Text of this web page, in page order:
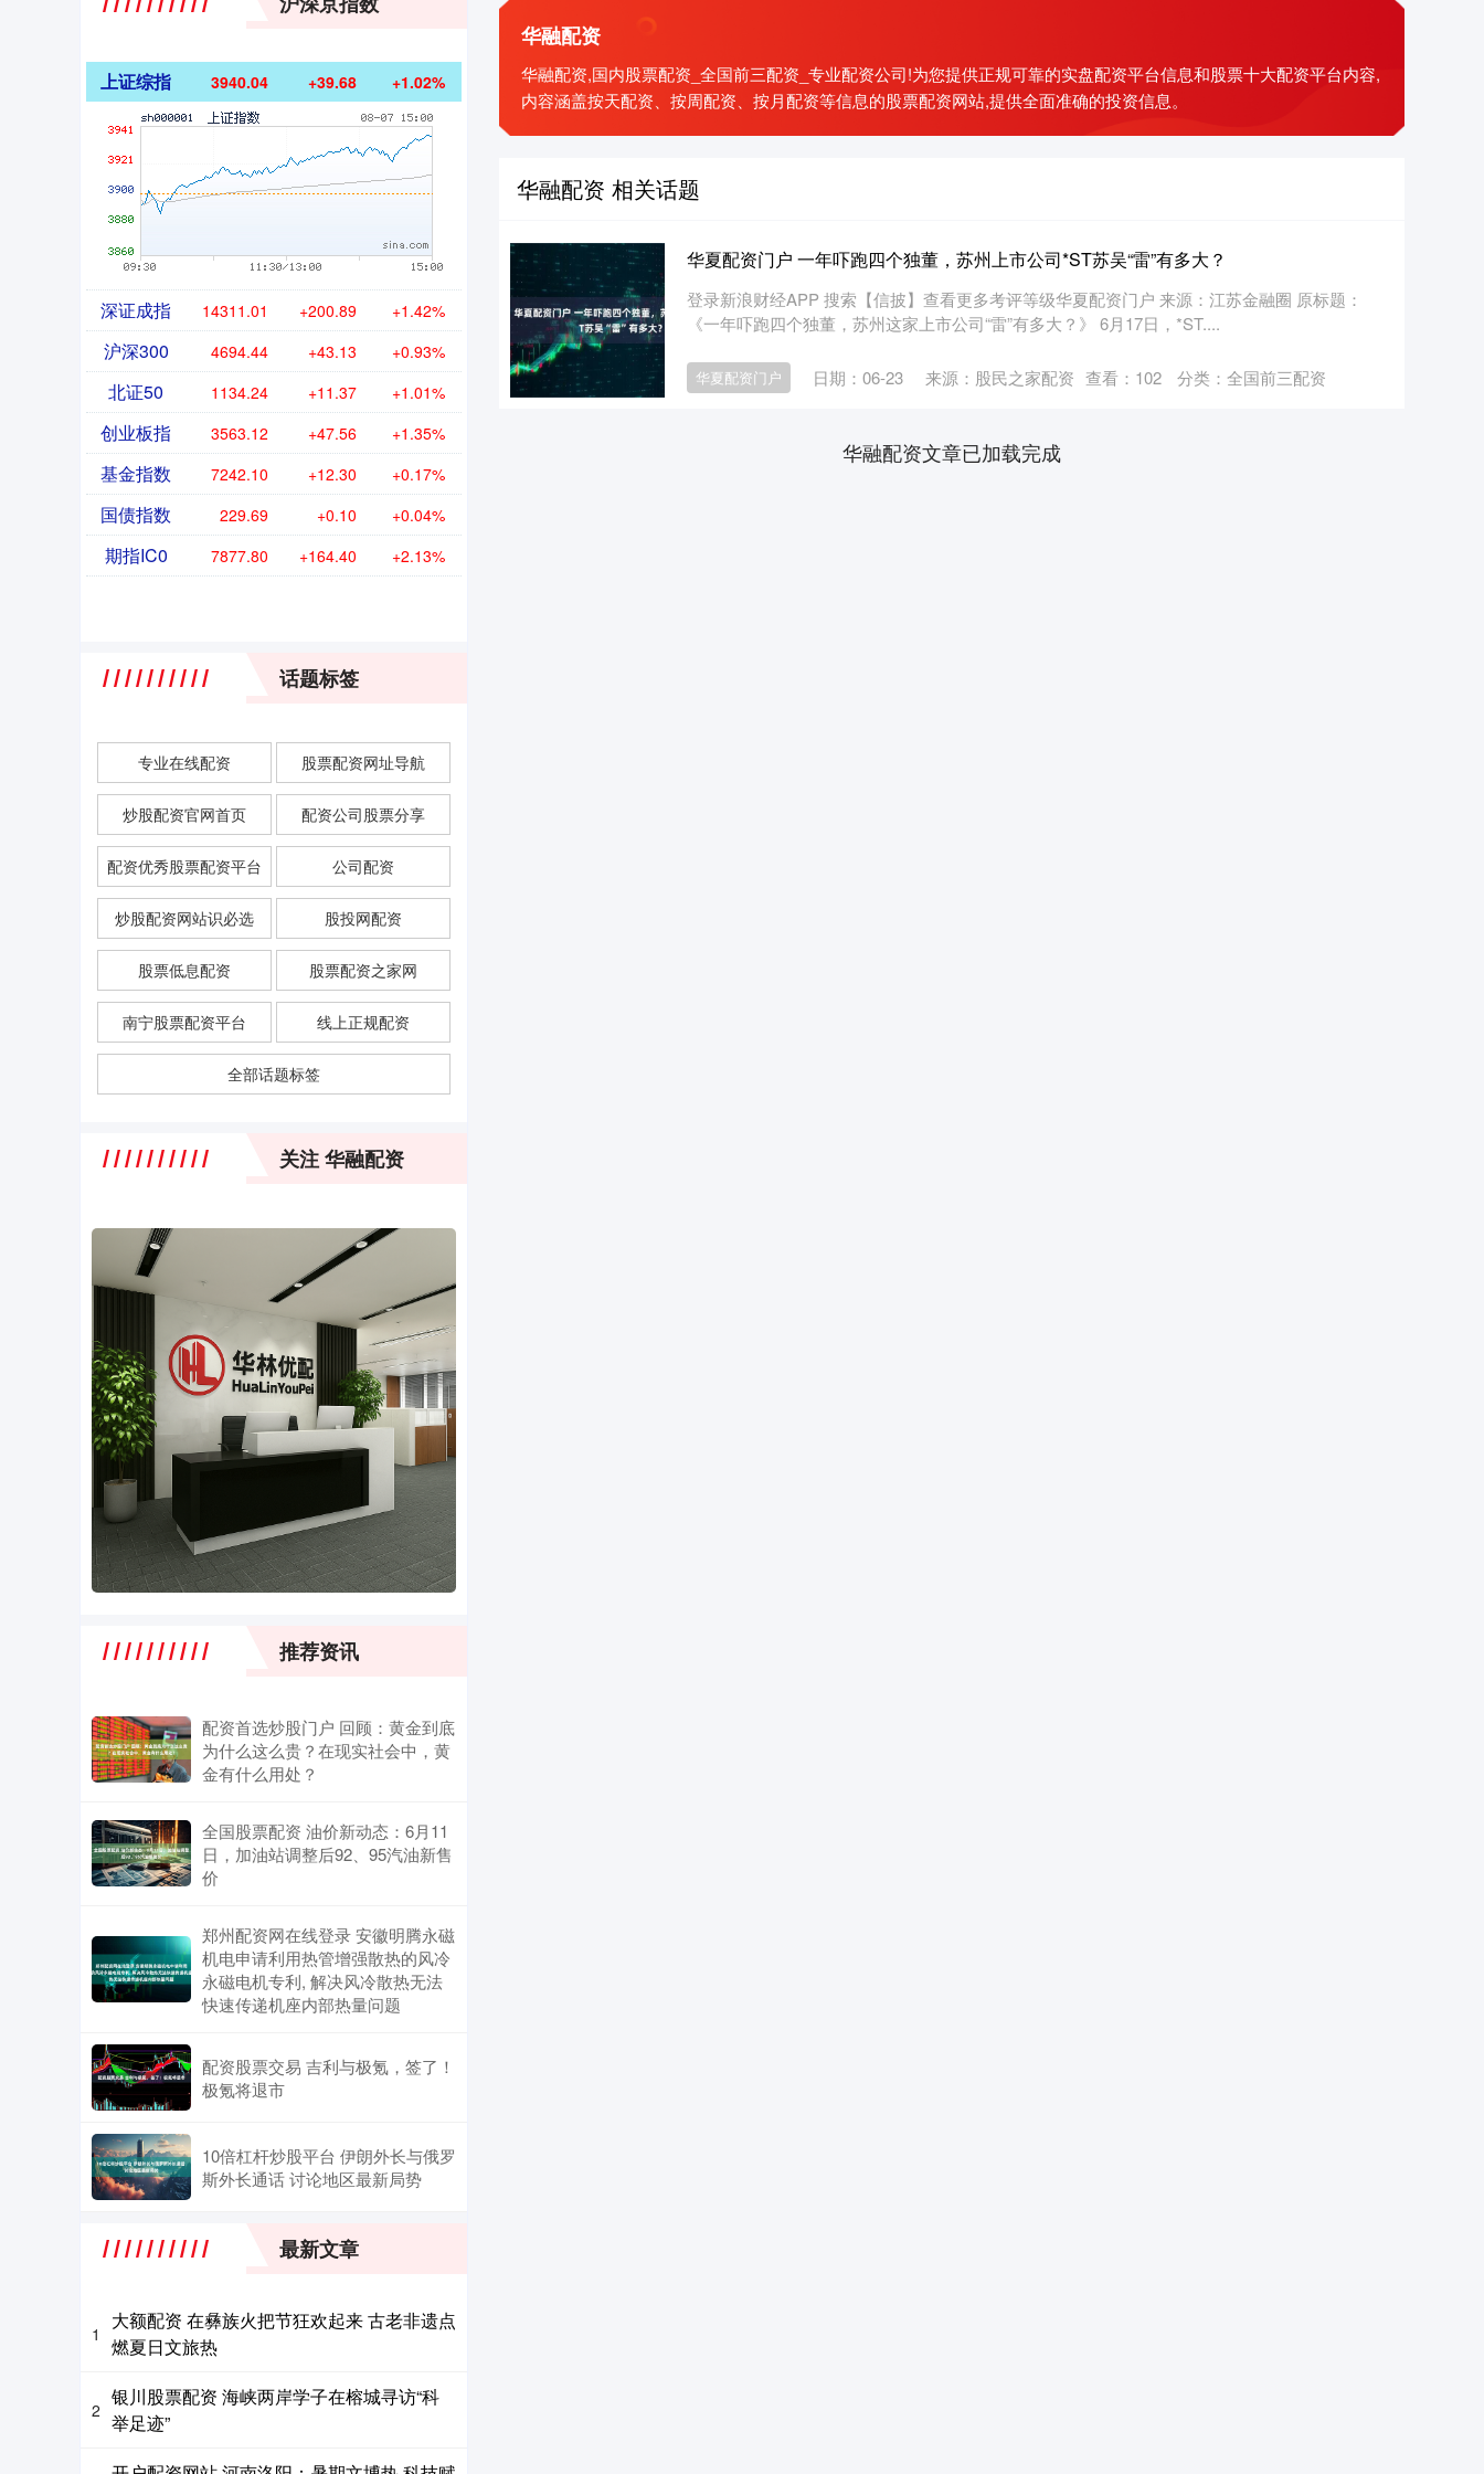
华融配资
华融配资,国内股票配资_全国前三配资_专业配资公司!为您提供正规可靠的实盘配资平台信息和股票十大配资平台内容,
内容涵盖按天配资、按周配资、按月配资等信息的股票配资网站,提供全面准确的投资信息。
华融配资 相关话题
华夏配资门户 一年吓跑四个独董，苏州上市公司*ST苏吴“雷”有多大？
登录新浪财经APP 搜索【信披】查看更多考评等级华夏配资门户 来源：江苏金融圈 原标题：
《一年吓跑四个独董，苏州这家上市公司“雷”有多大？》 6月17日，*ST....
华夏配资门户 日期：06-23 来源：股民之家配资 查看： 102 分类： 全国前三配资
华融配资文章已加载完成
上证综指 3940.04 +39.68 +1.02%
深证成指 14311.01 +200.89 +1.42%
沪深300 4694.44 +43.13 +0.93%
北证50 1134.24 +11.37 +1.01%
创业板指 3563.12 +47.56 +1.35%
基金指数 7242.10 +12.30 +0.17%
国债指数 229.69 +0.10 +0.04%
期指IC0 7877.80 +164.40 +2.13%
话题标签
专业在线配资 股票配资网址导航
炒股配资官网首页 配资公司股票分享
配资优秀股票配资平台 公司配资
炒股配资网站识必选 股投网配资
股票低息配资 股票配资之家网
南宁股票配资平台 线上正规配资
全部话题标签
关注 华融配资
推荐资讯
配资首选炒股门户 回顾：黄金到底
为什么这么贵？在现实社会中，黄
金有什么用处？
全国股票配资 油价新动态：6月11
日，加油站调整后92、95汽油新售
价
郑州配资网在线登录 安徽明腾永磁
机电申请利用热管增强散热的风冷
永磁电机专利, 解决风冷散热无法
快速传递机座内部热量问题
配资股票交易 吉利与极氪，签了！
极氪将退市
10倍杠杆炒股平台 伊朗外长与俄罗
斯外长通话 讨论地区最新局势
最新文章
1
大额配资 在彝族火把节狂欢起来 古老非遗点
燃夏日文旅热
2
银川股票配资 海峡两岸学子在榕城寻访“科
举足迹”